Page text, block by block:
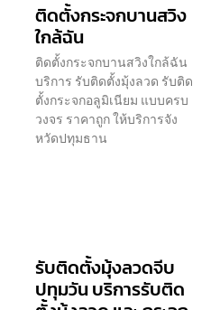
ติดตั้งกระจกบานสวิง
ใกล้ฉัน
ติดตั้งกระจกบานสวิงใกล้ฉัน
บริการ รับติดตั้งมุ้งลวด รับติด
ตั้งกระจกอลูมิเนียม แบบครบ
วงจร ราคาถูก ให้บริการจัง
หวัดปทุมธาน
รับติดตั้งมุ้งลวดจีบ
ปทุมวัน บริการรับติด